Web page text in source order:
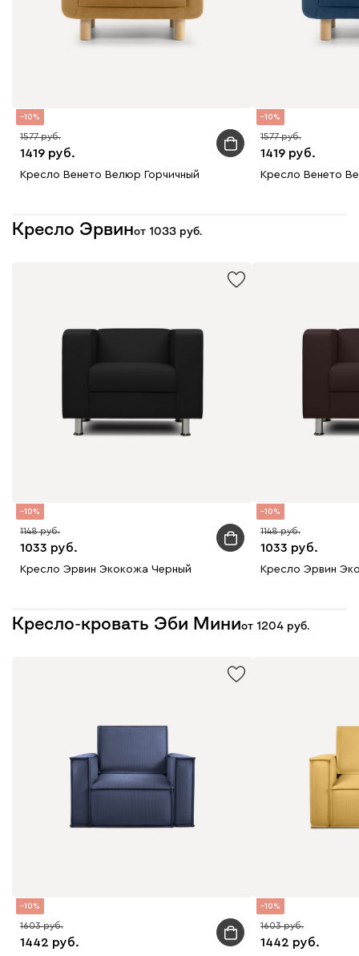
10
1419
1577
Кресло Венето Велюр Горчичный
10
1419
1577
Кресло Венето
Кресло Эрвинот 1033
10
1033
1148
Кресло Эрвин Экокожа Черный
10
1033
1148
Кресло Эрвин
Кресло-кровать Эби Миниот 1204
10
1442
1603
10
1442
1603